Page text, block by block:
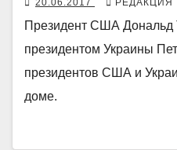
Президент США Дональд
президентом Украины
президентов США и
доме.